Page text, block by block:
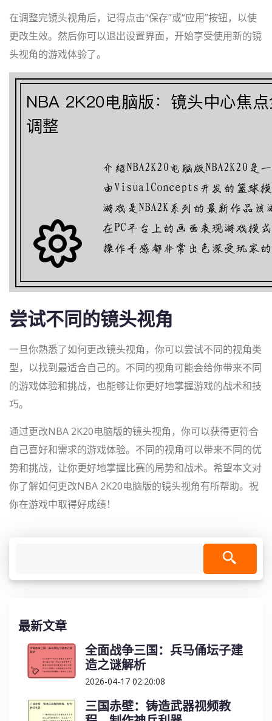
在调整完镜头视角后，记得点击“保存”或“应用”按钮，以使
更改生效。然后你可以退出设置界面，开始享受使用新的镜
头视角的游戏体验了。
尝试不同的镜头视角
一旦你熟悉了如何更改镜头视角，你可以尝试不同的视角类
型，以找到最适合自己的。不同的视角可能会给你带来不同
的游戏体验和挑战，也能够让你更好地掌握游戏的战术和技
巧。
通过更改NBA 2K20电脑版的镜头视角，你可以获得更符合
自己喜好和需求的游戏体验。不同的视角可以带来不同的优
势和挑战，让你更好地掌握比赛的局势和战术。希望本文对
你了解如何更改NBA 2K20电脑版的镜头视角有所帮助。祝
你在游戏中取得好成绩！
最新文章
全面战争三国：兵马俑坛子建
造之谜解析
2026-04-17 02:20:08
三国赤壁：铸造武器视频教